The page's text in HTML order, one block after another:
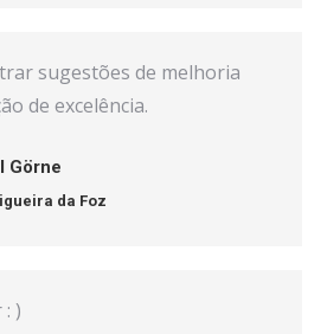
sugestões de melhoria
de excelência.
Görne
da Foz
)